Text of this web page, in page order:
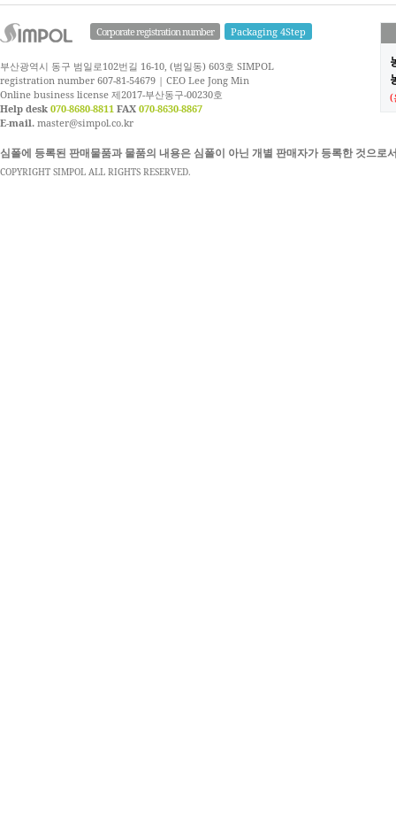
Corporate registration number Packaging 4Step
부산광역시 동구 범일로102번길 16-10, (범일동) 603호 SIMPOL
registration number 607-81-54679 | CEO Lee Jong Min
Online business license 제2017-부산동구-00230호
Help desk 070-8680-8811 FAX 070-8630-8867
E-mail. master@simpol.co.kr
(
심폴에 등록된 판매물품과 물품의 내용은 심폴이 아닌 개별 판매자가 등록한 것으
COPYRIGHT SIMPOL ALL RIGHTS RESERVED.